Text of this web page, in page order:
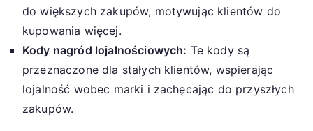
do większych zakupów, motywując klientów do
kupowania więcej.
Kody nagród lojalnościowych: Te kody są
przeznaczone dla stałych klientów, wspierając
lojalność wobec marki i zachęcając do przyszłych
zakupów.